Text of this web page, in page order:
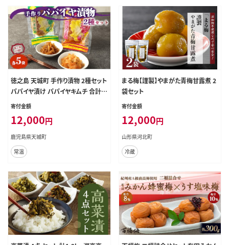
徳之島 天城町 手作り漬物 2種セット
パパイヤ漬け パパイヤキムチ 合計9
00g 各種5袋入り
寄付金額
12,000円
鹿児島県天城町
常温
まる梅【謹製】やまがた青梅甘露煮 2
袋セット
寄付金額
12,000円
山形県河北町
冷蔵